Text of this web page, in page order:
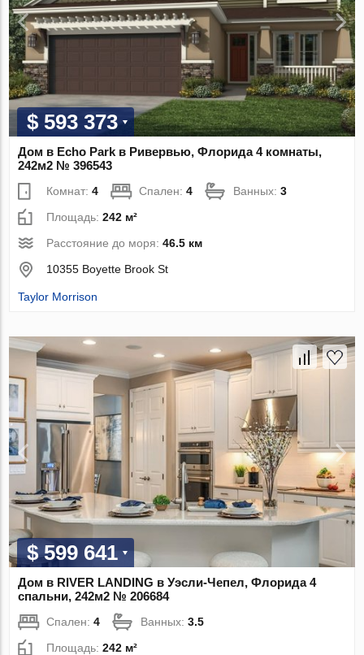
$ 593 373
Дом в Echo Park в Ривервью, Флорида 4 комнаты,
242м2 № 396543
Комнат:4 Спален:4 Ванных:3
Площадь:242 м²
Расстояние до моря:46.5 км
10355 Boyette Brook St
Taylor Morrison
$ 599 641
Дом в RIVER LANDING в Уэсли-Чепел, Флорида 4
спальни, 242м2 № 206684
Спален:4 Ванных:3.5
Площадь:242 м²